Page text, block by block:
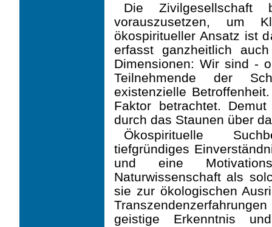
Die Zivilgesellschaft
vorauszusetzen, um
ökospiritueller Ansatz ist
erfasst ganzheitlich
Dimensionen: Wir sind -
Teilnehmende der
existenzielle
Faktor betrachtet.
durch das Staunen über
Ökospirituelle
tiefgründiges
und eine
Naturwissenschaft als
sie zur ökologischen
geistige Erkenntnis